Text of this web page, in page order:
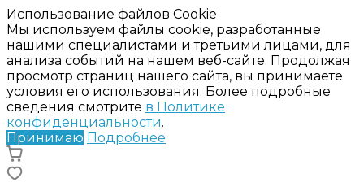
Использование файлов Cookie
Мы используем файлы cookie, разработанные
нашими специалистами и третьими лицами, для
анализа событий на нашем веб-сайте. Продолжая
просмотр страниц нашего сайта, вы принимаете
условия его использования. Более подробные
сведения смотрите в Политике
конфиденциальности.
Принимаю Подробнее